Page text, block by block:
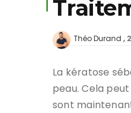
Théo Durand
La kératose
peau. Cela
sont